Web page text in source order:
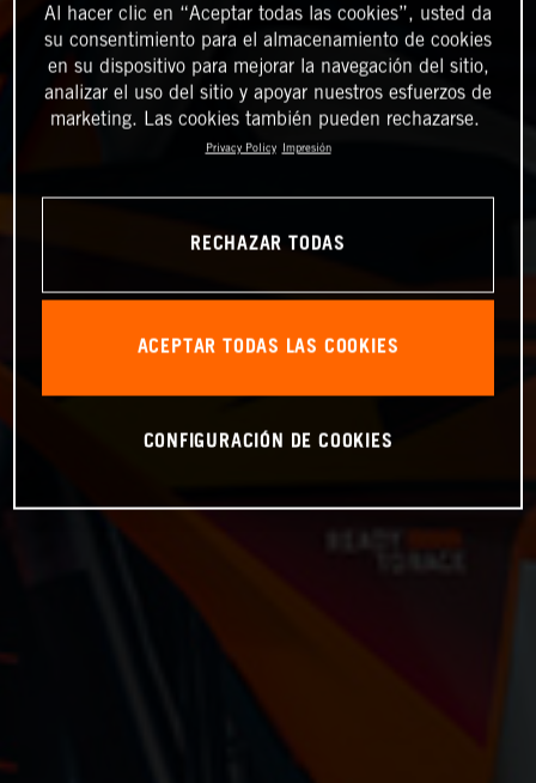
Al hacer clic en “Aceptar todas las cookies”, usted da
su consentimiento para el almacenamiento de cookies
en su dispositivo para mejorar la navegación del sitio,
analizar el uso del sitio y apoyar nuestros esfuerzos de
marketing. Las cookies también pueden rechazarse.
Privacy Policy Impresión
RECHAZAR TODAS
ACEPTAR TODAS LAS COOKIES
CONFIGURACIÓN DE COOKIES